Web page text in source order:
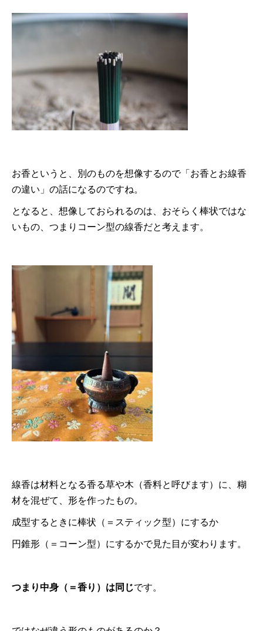
お香というと、別のものを想像するので「お香とお線香
の違い」の話になるのですね。
となると、想像しておられるのは、おそらく棒状ではな
いもの、つまりコーン型の線香だと考えます。
線香は材料となる香る草や木（香料と呼びます）に、糊
材を混ぜて、形を作ったもの。
成型するときに棒状（＝スティック型）にするか
円錐形（＝コーン型）にするかで見た目が変わります。
つまり中身（＝香り）は同じです。